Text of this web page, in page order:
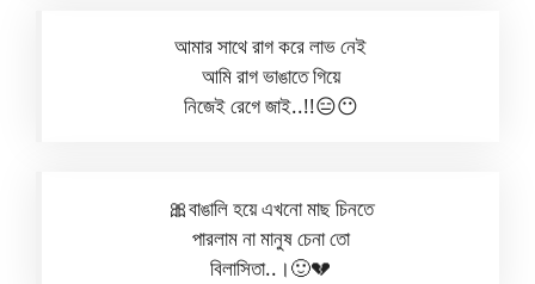
আমার সাথে রাগ করে লাভ নেই
আমি রাগ ভাঙাতে গিয়ে
নিজেই রেগে জাই..!!😑😶
🎀বাঙালি হয়ে এখনো মাছ চিনতে
পারলাম না মানুষ চেনা তো
বিলাসিতা..।🙂💔